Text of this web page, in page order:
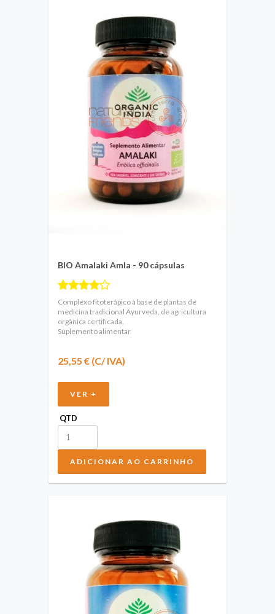
BIO Amalaki Amla - 90 cápsulas
Complexo fitoterápico à base de plantas de
medicina tradicional Ayurveda, de agricultura
orgânica certificada.
Suplemento alimentar
25,55 € (C/ IVA)
VER +
QTD
ADICIONAR AO CARRINHO